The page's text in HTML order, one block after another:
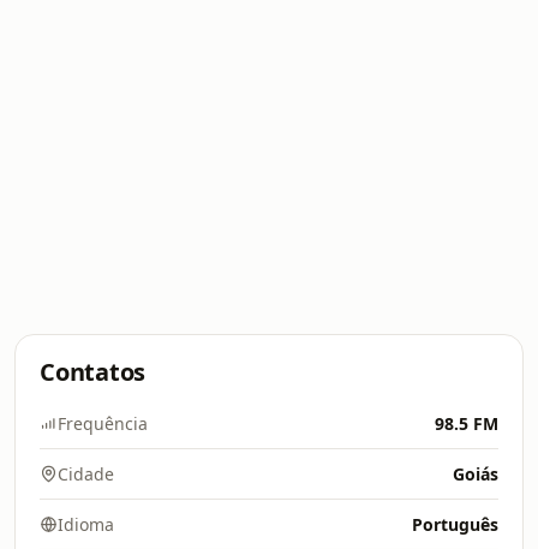
Contatos
Frequência 98.5 FM
Cidade Goiás
Idioma Português